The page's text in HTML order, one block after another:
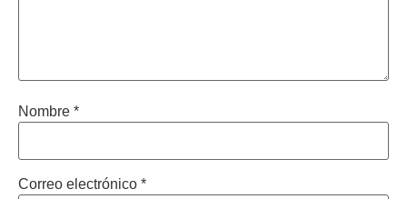
Nombre *
Correo electrónico *